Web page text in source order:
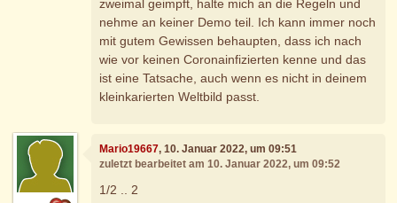
zweimal geimpft, halte mich an die Regeln und
nehme an keiner Demo teil. Ich kann immer noch
mit gutem Gewissen behaupten, dass ich nach
wie vor keinen Coronainfizierten kenne und das
ist eine Tatsache, auch wenn es nicht in deinem
kleinkarierten Weltbild passt.
Mario19667, 10. Januar 2022, um 09:51
zuletzt bearbeitet am 10. Januar 2022, um 09:52
1/2 .. 2